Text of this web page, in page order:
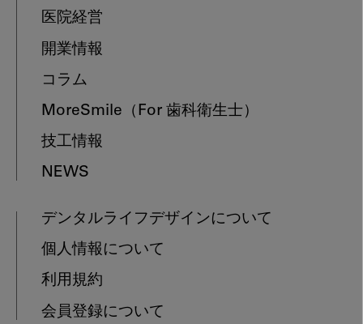
医院経営
開業情報
コラム
MoreSmile （For 歯科衛生士）
技工情報
NEWS
デンタルライフデザインについて
個人情報について
利用規約
会員登録について